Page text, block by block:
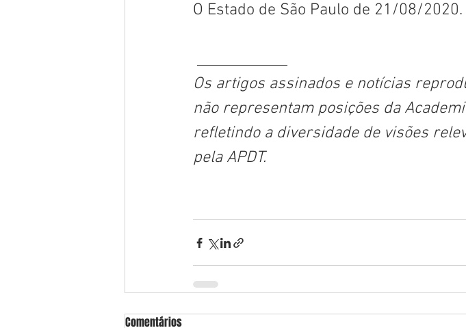
O Estado de São Paulo de 21/08/2020.
Os artigos assinados e notícias
não representam posições da
refletindo a diversidade de visões
pela APDT.
Comentários